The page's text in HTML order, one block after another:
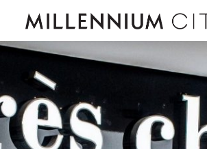
Skip to main content